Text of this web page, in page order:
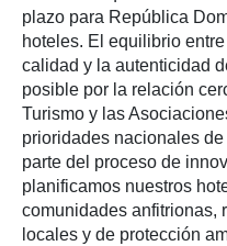
plazo para República
hoteles. El equilibrio
calidad y la autenticidad
posible por la relación
Turismo y las
prioridades nacionales
parte del proceso de
planificamos nuestros
comunidades anfitrionas,
locales y de protección